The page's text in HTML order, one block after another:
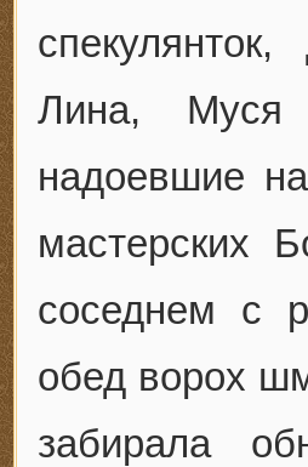
Лина, Муся
надоевшие
мастерских
соседнем с
обед ворох
забирала